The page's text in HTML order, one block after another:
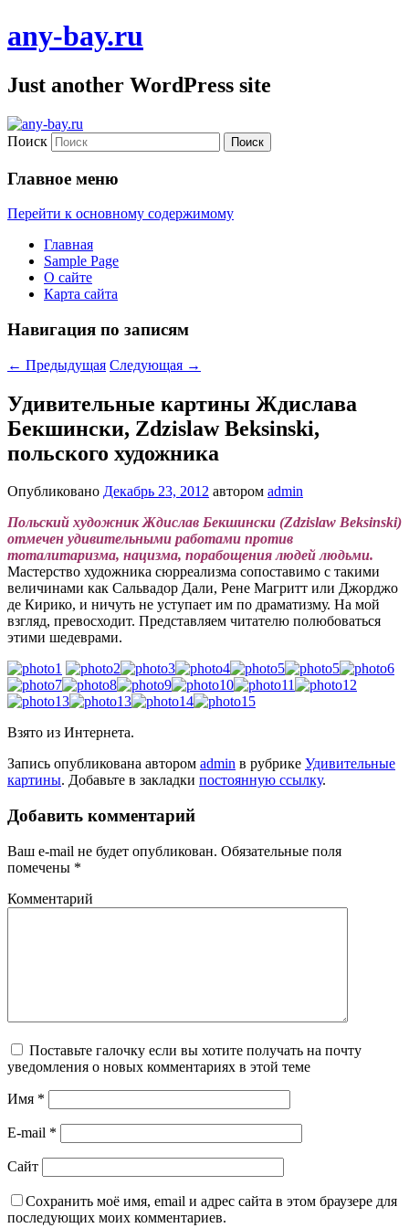
any-bay.ru
Just another WordPress site
Поиск
Главное меню
Перейти к основному содержимому
Главная
Sample Page
О сайте
Карта сайта
Навигация по записям
← Предыдущая Следующая →
Удивительные картины Ждислава
Бекшински, Zdzislaw Beksinski,
польского художника
Опубликовано Декабрь 23, 2012 автором admin
Польский художник Ждислав Бекшински (Zdzislaw Beksinski)
отмечен удивительными работами против
тоталитаризма, нацизма, порабощения людей людьми.
Мастерство художника сюрреализма сопоставимо с такими
величинами как Сальвадор Дали, Рене Магритт или Джорджо
де Кирико, и ничуть не уступает им по драматизму. На мой
взгляд, превосходит. Представляем читателю полюбоваться
этими шедеврами.
Взято из Интернета.
Запись опубликована автором admin в рубрике Удивительные
картины. Добавьте в закладки постоянную ссылку.
Добавить комментарий
Ваш e-mail не будет опубликован. Обязательные поля
помечены *
Комментарий
Поставьте галочку если вы хотите получать на почту
уведомления о новых комментариях в этой теме
Имя *
E-mail *
Сайт
Сохранить моё имя, email и адрес сайта в этом браузере для
последующих моих комментариев.